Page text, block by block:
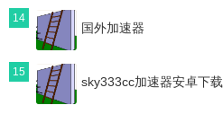
14
国外加速器
15
sky333cc加速器安卓下载